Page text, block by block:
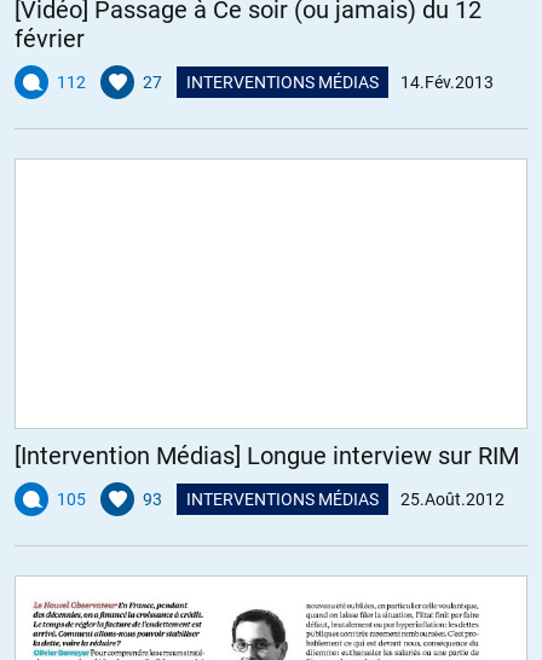
[Vidéo] Passage à Ce soir (ou jamais) du 12
février
112 27 INTERVENTIONS MÉDIAS 14.Fév.2013
[Intervention Médias] Longue interview sur RIM
105 93 INTERVENTIONS MÉDIAS 25.Août.2012